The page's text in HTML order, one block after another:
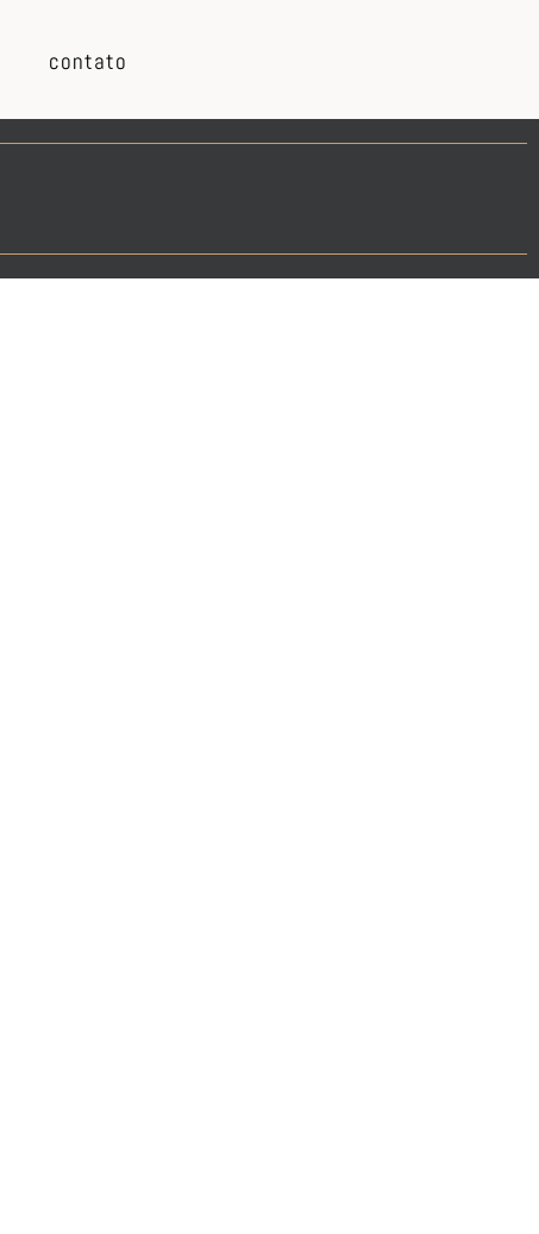
contato